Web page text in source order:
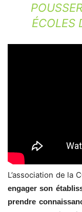
ÉCOLES
L’association de la
engager son
prendre